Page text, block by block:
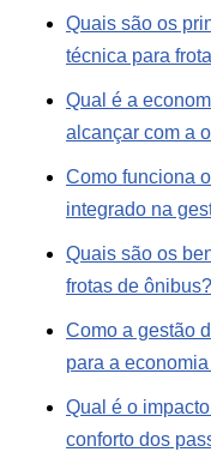
Quais são os
técnica para
Qual é a
alcançar com a
Como funciona
integrado na
Quais são os
frotas de ônibus?
Como a gestão
para a
Qual é o
conforto dos